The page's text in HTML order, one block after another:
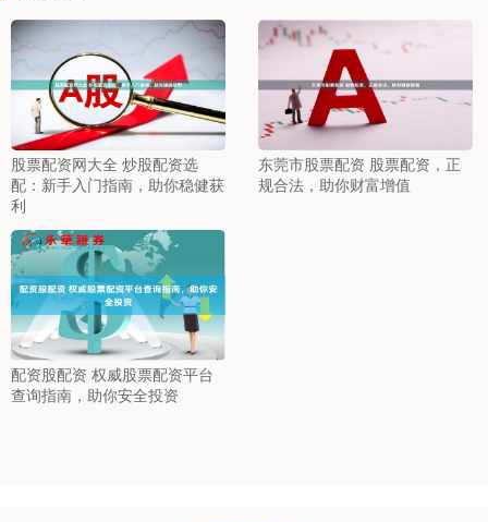
股票配资网大全 炒股配资选
配：新手入门指南，助你稳健获
利
东莞市股票配资 股票配资，正
规合法，助你财富增值
配资股配资 权威股票配资平台
查询指南，助你安全投资